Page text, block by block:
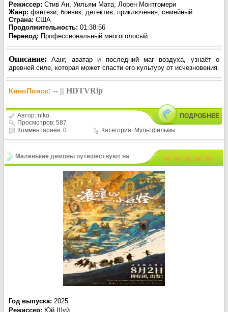
Режиссер: Стив Ан, Уильям Мата, Лорен Монтгомери
Жанр: фэнтези, боевик, детектив, приключения, семейный
Страна: США
Продолжительность: 01:38:56
Перевод: Профессиональный многоголосый
Описание: Аанг, аватар и последний маг воздуха, узнаёт о
древней силе, которая может спасти его культуру от исчезновения.
КиноПоиск: -- || HDTVRip
ПОДРОБНЕЕ
Автор: niko
Просмотров: 587
Комментариев: 0
Категория: Мультфильмы
Маленькие демоны путешествуют на
Запад / Lang lang shan xiao yao guai
Год выпуска: 2025
Режиссер: Юй Шуй